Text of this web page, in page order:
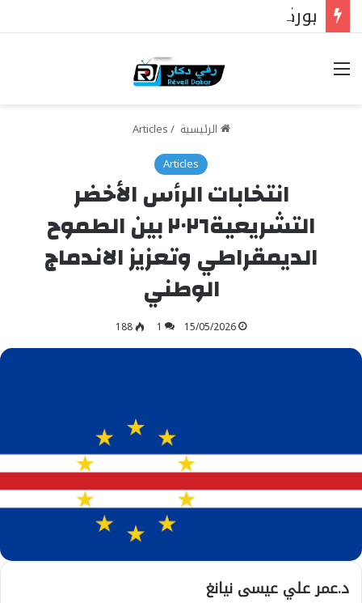
خيارات
الرئيسية /
Articles
Articles
انتخابات الرأس الأخضر
التشريعية٢٠٢٦ بين الطموح
الديمقراطي وتعزيز الاندماج
الوطني
15/05/2026
1
188
د.عمر علي عيسى نيانغ